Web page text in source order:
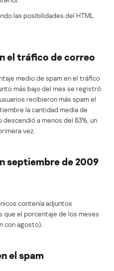
las posibilidades del HTML
el tráfico de correo
medio de spam en el tráfico
más bajo del mes se registró
recibieron más spam el
la cantidad media de
a menos del 83%, un
vez.
septiembre de 2009
contenía adjuntos
que el porcentaje de los meses
con agosto).
el spam